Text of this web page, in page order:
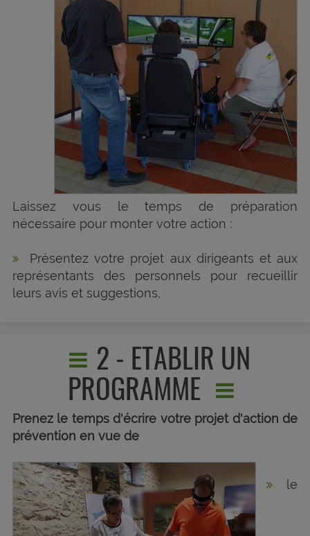
Laissez vous le temps de préparation
nécessaire pour monter votre action :
Présentez votre projet aux dirigeants et aux
représentants des personnels pour recueillir
leurs avis et suggestions,
2 - ETABLIR UN
PROGRAMME
Prenez le temps d'écrire votre projet d'action de
prévention en vue de
le